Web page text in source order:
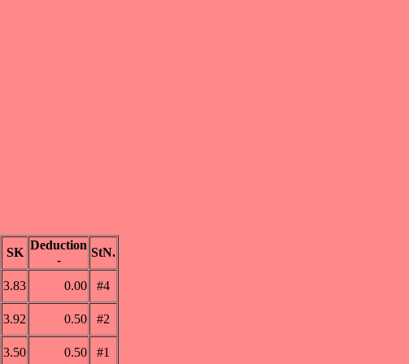
SK
Deduction
-
StN.
3.83 0.00 #4
3.92 0.50 #2
3.50 0.50 #1